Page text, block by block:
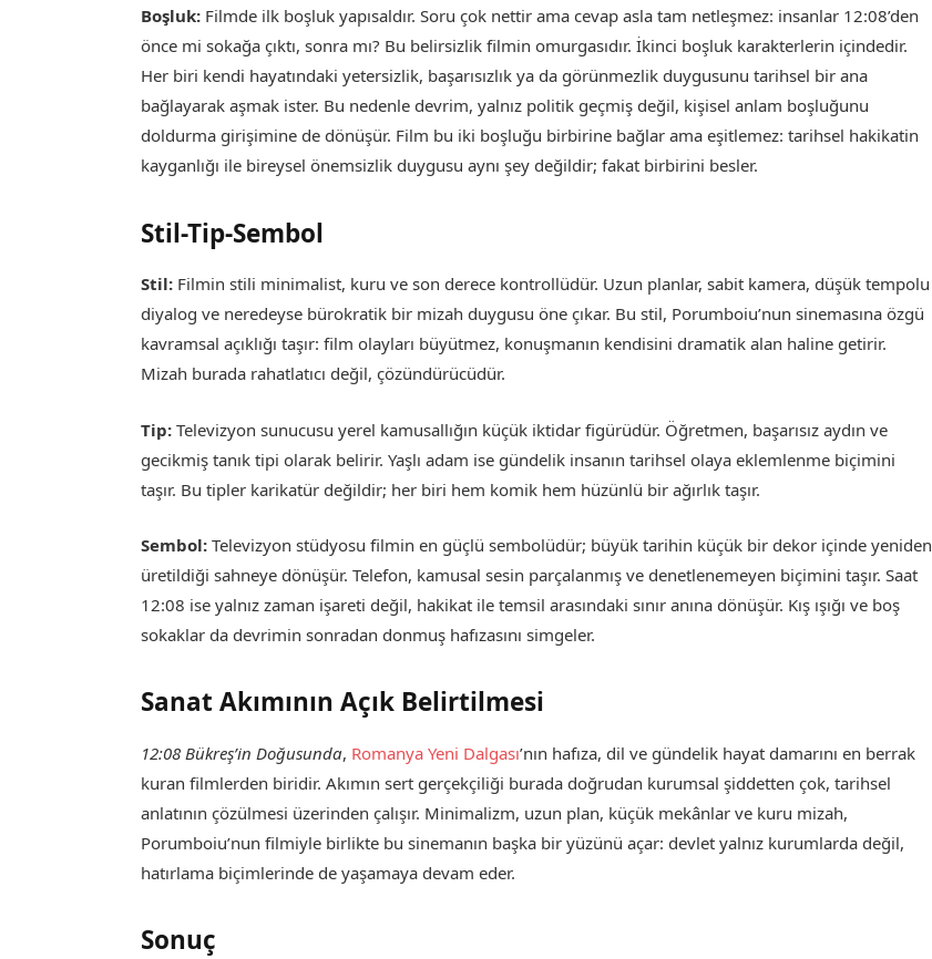
Boşluk: Filmde ilk boşluk yapısaldır. Soru çok nettir ama cevap asla tam netleşmez: insanlar 12:08’den
önce mi sokağa çıktı, sonra mı? Bu belirsizlik filmin omurgasıdır. İkinci boşluk karakterlerin içindedir.
Her biri kendi hayatındaki yetersizlik, başarısızlık ya da görünmezlik duygusunu tarihsel bir ana
bağlayarak aşmak ister. Bu nedenle devrim, yalnız politik geçmiş değil, kişisel anlam boşluğunu
doldurma girişimine de dönüşür. Film bu iki boşluğu birbirine bağlar ama eşitlemez: tarihsel hakikatin
kayganlığı ile bireysel önemsizlik duygusu aynı şey değildir; fakat birbirini besler.
Stil-Tip-Sembol
Stil: Filmin stili minimalist, kuru ve son derece kontrollüdür. Uzun planlar, sabit kamera, düşük tempolu
diyalog ve neredeyse bürokratik bir mizah duygusu öne çıkar. Bu stil, Porumboiu’nun sinemasına özgü
kavramsal açıklığı taşır: film olayları büyütmez, konuşmanın kendisini dramatik alan haline getirir.
Mizah burada rahatlatıcı değil, çözündürücüdür.
Tip: Televizyon sunucusu yerel kamusallığın küçük iktidar figürüdür. Öğretmen, başarısız aydın ve
gecikmiş tanık tipi olarak belirir. Yaşlı adam ise gündelik insanın tarihsel olaya eklemlenme biçimini
taşır. Bu tipler karikatür değildir; her biri hem komik hem hüzünlü bir ağırlık taşır.
Sembol: Televizyon stüdyosu filmin en güçlü sembolüdür; büyük tarihin küçük bir dekor içinde yeniden
üretildiği sahneye dönüşür. Telefon, kamusal sesin parçalanmış ve denetlenemeyen biçimini taşır. Saat
12:08 ise yalnız zaman işareti değil, hakikat ile temsil arasındaki sınır anına dönüşür. Kış ışığı ve boş
sokaklar da devrimin sonradan donmuş hafızasını simgeler.
Sanat Akımının Açık Belirtilmesi
12:08 Bükreş’in Doğusunda, Romanya Yeni Dalgası’nın hafıza, dil ve gündelik hayat damarını en berrak
kuran filmlerden biridir. Akımın sert gerçekçiliği burada doğrudan kurumsal şiddetten çok, tarihsel
anlatının çözülmesi üzerinden çalışır. Minimalizm, uzun plan, küçük mekânlar ve kuru mizah,
Porumboiu’nun filmiyle birlikte bu sinemanın başka bir yüzünü açar: devlet yalnız kurumlarda değil,
hatırlama biçimlerinde de yaşamaya devam eder.
Sonuç